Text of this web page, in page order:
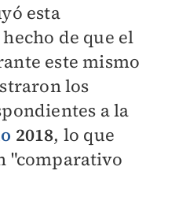
esta
de que el
este mismo
los
a la
2018, lo que
"comparativo